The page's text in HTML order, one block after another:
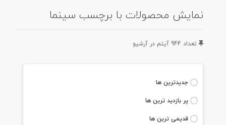
نمایش محصولات با برچسب سینما
تعداد 944 آيتم در آرشيو
جديدترين ها
پر بازديد ترين ها
قديمی ترين ها